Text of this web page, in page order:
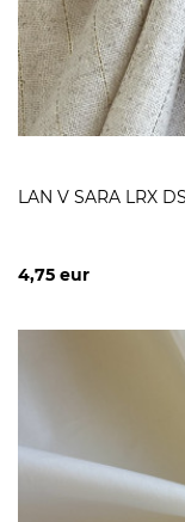
LAN V SARA LRX
4,75 eur